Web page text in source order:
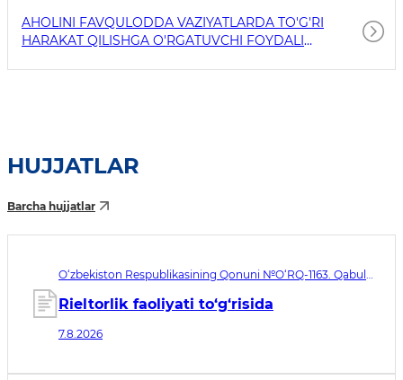
AHOLINI FAVQULODDA VAZIYATLARDA TO'G'RI
HARAKAT QILISHGA O'RGATUVCHI FOYDALI
HUJJATLAR
Barcha hujjatlar
O‘zbekiston Respublikasining Qonuni №O‘RQ-1163. Qabul
Rieltorlik faoliyati to‘g‘risida
7.8.2026